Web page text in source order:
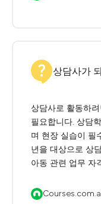
상담사가
상담사로 활동하
필요합니다. 상담
며 현장 실습이 필
년을 대상으로 상
아동 관련 업무 자